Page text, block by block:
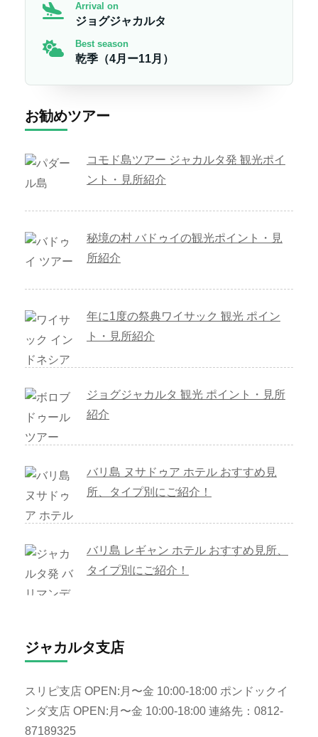
Arrival on
ジョグジャカルタ
Best season
乾季（4月ー11月）
お勧めツアー
コモド島ツアー ジャカルタ発 観光ポイ
ント・見所紹介
秘境の村 バドゥイの観光ポイント・見
所紹介
年に1度の祭典ワイサック 観光 ポイン
ト・見所紹介
ジョグジャカルタ 観光 ポイント・見所
紹介
バリ島 ヌサドゥア ホテル おすすめ見
所、タイプ別にご紹介！
バリ島 レギャン ホテル おすすめ見所、
タイプ別にご紹介！
ジャカルタ支店
スリピ支店 OPEN:月〜金 10:00-18:00 ポンドックイ
ンダ支店 OPEN:月〜金 10:00-18:00 連絡先：0812-
87189325